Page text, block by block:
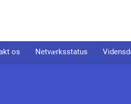
Netværksstatus
os